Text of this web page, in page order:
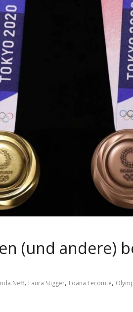
(und andere)
Neff, Laura Stigger, Loana Lecomte,